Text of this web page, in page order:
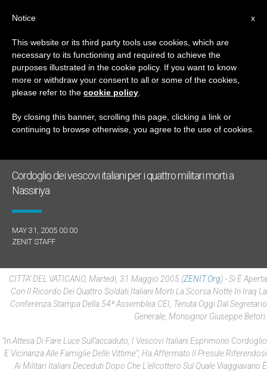
TAG
Posts Tagged ‘youcat’
ULTIME NOTIZIE
Cordoglio dei vescovi italiani per i quattro militari morti a
Nassiriya
MAY 31, 2005 00:00
ZENIT STAFF
CITTA’ DEL VATICANO, Martedì, 31 Maggio 2005 (ZENIT.org).- Si È Aperta
Con Il Ricordo Dei Quattro Soldati Italiani Morti La Scorsa Notte In Iraq La
Conferenza Stampa Della 54ª Assemblea CEI, Tenuta Oggi Dal Segretario
Generale, Monsignor Giuseppe Betori.
“In Attesa Di Fare Luce Sull’accaduto, I Vescovi Italiani Esprimono Cordoglio
E Vicinanza Alle Famiglie Delle Vittime”, Ha Affermato Il Presule Riferendosi
Ai Militari Italiani Deceduti Dopo Che L’elicottero Sul Quale Viaggiavano È
x
Notice
This website or its third party tools use cookies, which are
necessary to its functioning and required to achieve the
purposes illustrated in the cookie policy. If you want to know
more or withdraw your consent to all or some of the cookies,
please refer to the cookie policy
By closing this banner, scrolling this page, clicking a link or
continuing to browse otherwise, you agree to the use of cookies.